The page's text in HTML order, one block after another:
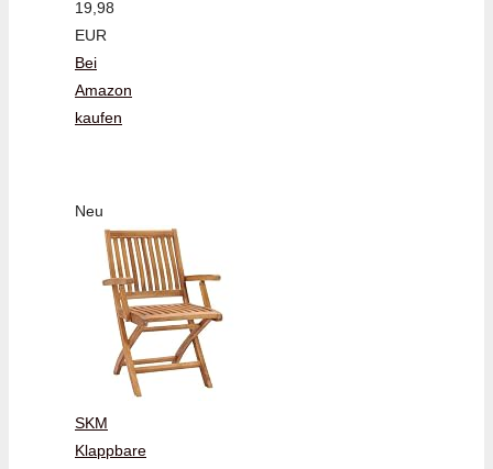
19,98
EUR
Bei
Amazon
kaufen
Neu
SKM
Klappbare